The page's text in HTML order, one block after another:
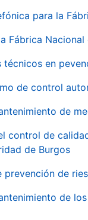
para la
Fábrica
técnicos en
de control
de
control de
de Burgos
prevención de
de